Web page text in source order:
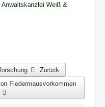
Anwaltskanzlei Weiß &
Zurück
Fledermausvorkommen